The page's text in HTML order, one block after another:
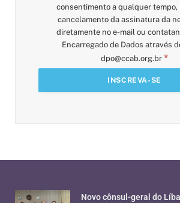
consentimento a qualquer tempo,
cancelamento da assinatura da
diretamente no e-mail ou
Encarregado de Dados através
dpo@ccab.org.br *
Novo cônsul-geral do